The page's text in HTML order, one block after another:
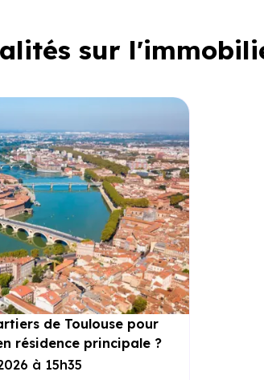
sur
de Toulouse pour
résidence principale ?
à 15h35